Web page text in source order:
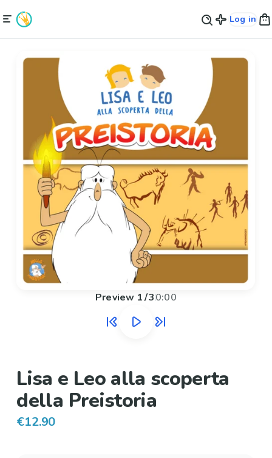
Log in
Preview 1/30:00
Lisa e Leo alla scoperta
della Preistoria
€12.90